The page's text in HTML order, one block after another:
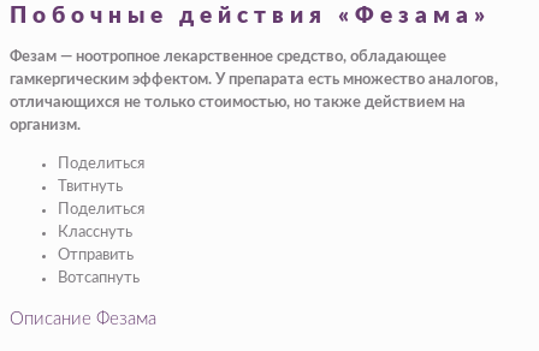
Побочные действия «Фезама»
Фезам — ноотропное лекарственное средство, обладающее
гамкергическим эффектом. У препарата есть множество аналогов,
отличающихся не только стоимостью, но также действием на
организм.
Поделиться
Твитнуть
Поделиться
Класснуть
Отправить
Вотсапнуть
Описание Фезама